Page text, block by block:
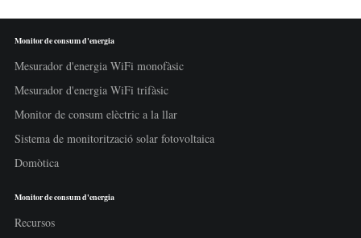
Monitor de consum d'energia
Mesurador d'energia WiFi monofàsic
Mesurador d'energia WiFi trifàsic
Monitor de consum elèctric a la llar
Sistema de monitorització solar fotovoltaica
Domòtica
Monitor de consum d'energia
Recursos